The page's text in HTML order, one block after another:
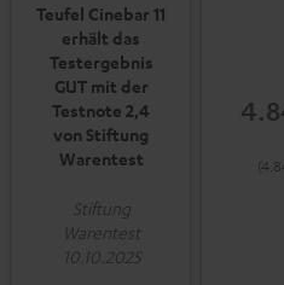
Teufel Cinebar 11
erhält das
Testergebnis
GUT mit der
Testnote 2,4
von Stiftung
Warentest
Stiftung
Warentest
10.10.2025